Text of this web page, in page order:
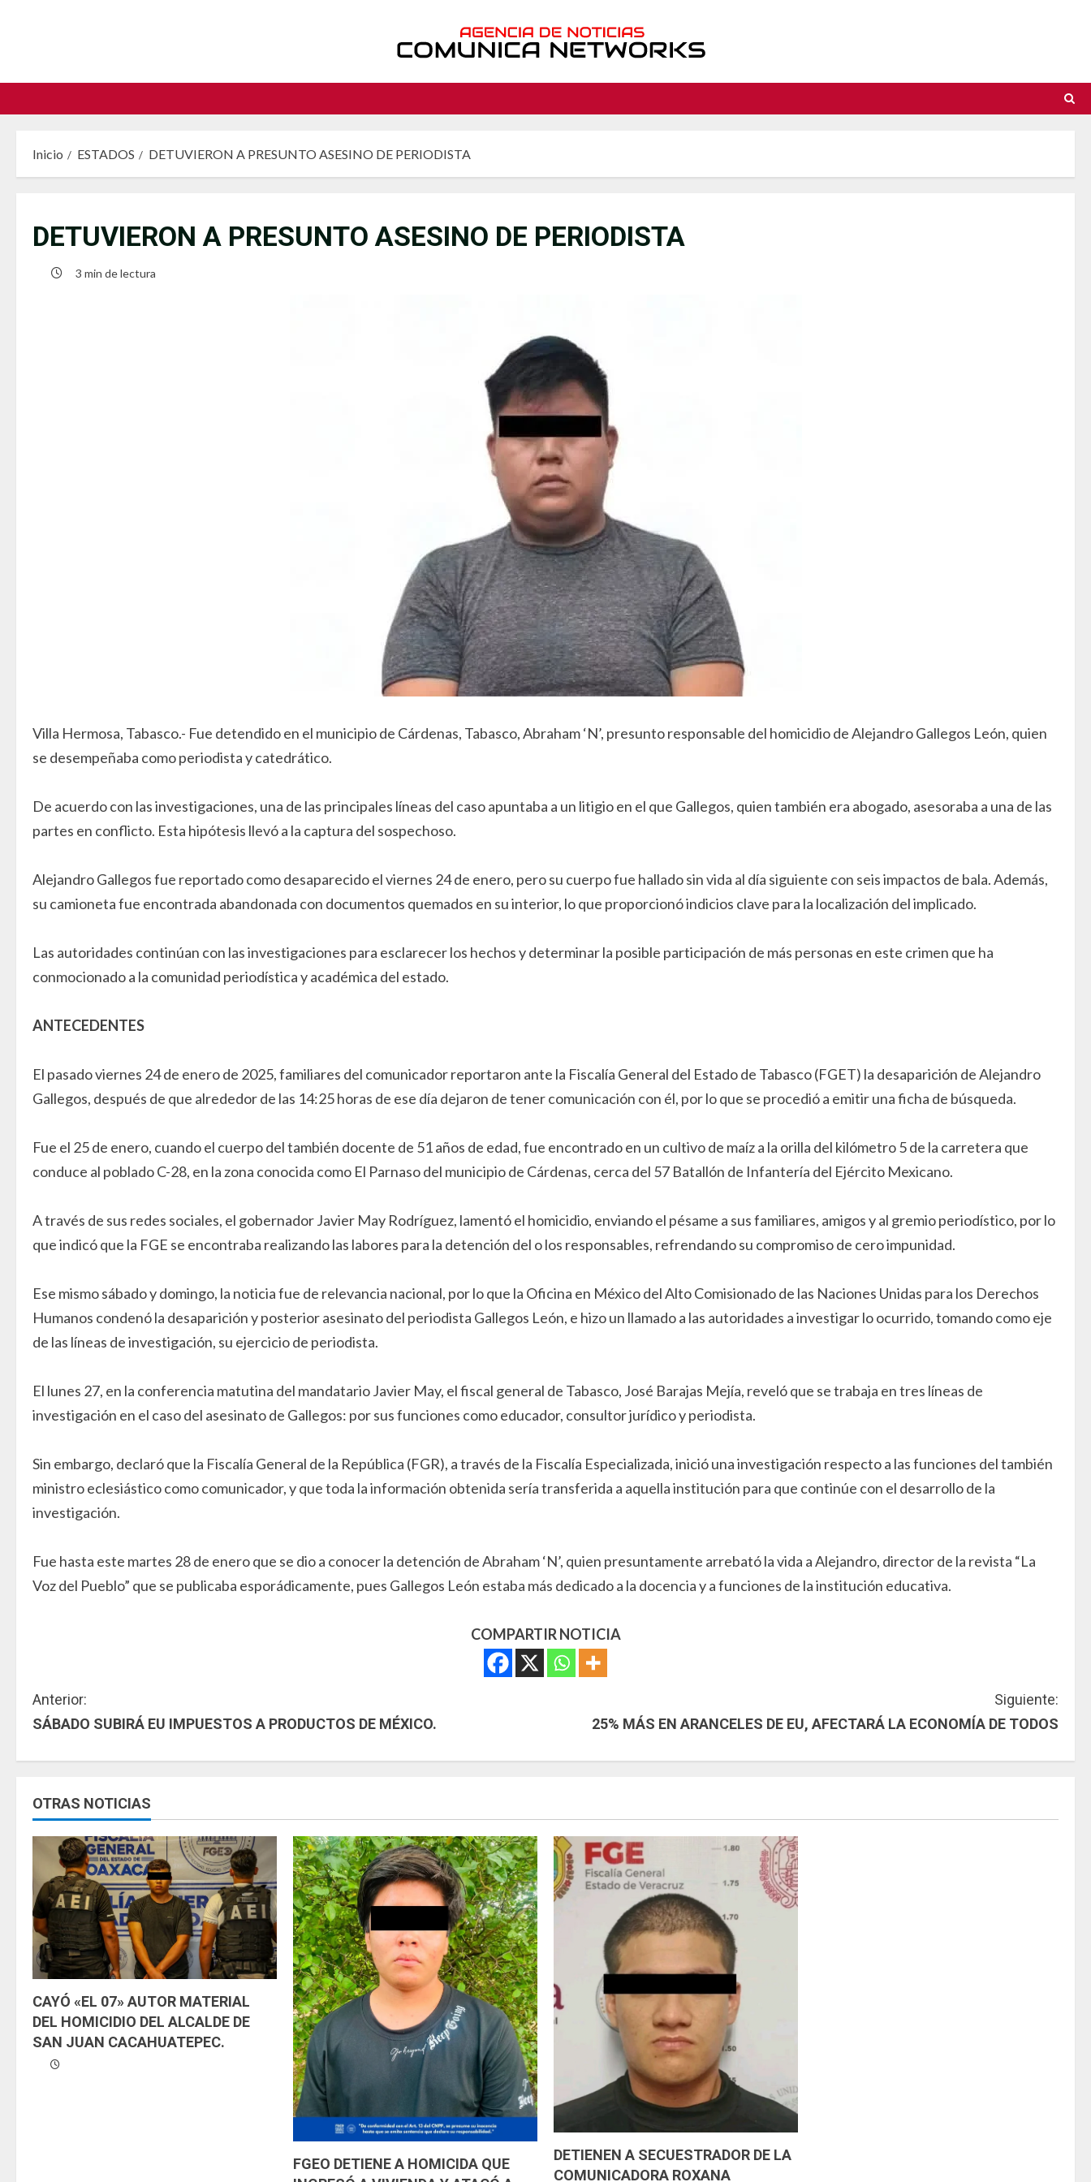
Inicio ESTADOS DETUVIERON A PRESUNTO ASESINO DE PERIODISTA
DETUVIERON A PRESUNTO ASESINO DE PERIODISTA
3 min de lectura
Villa Hermosa, Tabasco.- Fue detendido en el municipio de Cárdenas, Tabasco, Abraham ‘N’, presunto responsable del homicidio de Alejandro Gallegos León, quien
se desempeñaba como periodista y catedrático.
De acuerdo con las investigaciones, una de las principales líneas del caso apuntaba a un litigio en el que Gallegos, quien también era abogado, asesoraba a una de las
partes en conflicto. Esta hipótesis llevó a la captura del sospechoso.
Alejandro Gallegos fue reportado como desaparecido el viernes 24 de enero, pero su cuerpo fue hallado sin vida al día siguiente con seis impactos de bala. Además,
su camioneta fue encontrada abandonada con documentos quemados en su interior, lo que proporcionó indicios clave para la localización del implicado.
Las autoridades continúan con las investigaciones para esclarecer los hechos y determinar la posible participación de más personas en este crimen que ha
conmocionado a la comunidad periodística y académica del estado.
ANTECEDENTES
El pasado viernes 24 de enero de 2025, familiares del comunicador reportaron ante la Fiscalía General del Estado de Tabasco (FGET) la desaparición de Alejandro
Gallegos, después de que alrededor de las 14:25 horas de ese día dejaron de tener comunicación con él, por lo que se procedió a emitir una ficha de búsqueda.
Fue el 25 de enero, cuando el cuerpo del también docente de 51 años de edad, fue encontrado en un cultivo de maíz a la orilla del kilómetro 5 de la carretera que
conduce al poblado C-28, en la zona conocida como El Parnaso del municipio de Cárdenas, cerca del 57 Batallón de Infantería del Ejército Mexicano.
A través de sus redes sociales, el gobernador Javier May Rodríguez, lamentó el homicidio, enviando el pésame a sus familiares, amigos y al gremio periodístico, por lo
que indicó que la FGE se encontraba realizando las labores para la detención del o los responsables, refrendando su compromiso de cero impunidad.
Ese mismo sábado y domingo, la noticia fue de relevancia nacional, por lo que la Oficina en México del Alto Comisionado de las Naciones Unidas para los Derechos
Humanos condenó la desaparición y posterior asesinato del periodista Gallegos León, e hizo un llamado a las autoridades a investigar lo ocurrido, tomando como eje
de las líneas de investigación, su ejercicio de periodista.
El lunes 27, en la conferencia matutina del mandatario Javier May, el fiscal general de Tabasco, José Barajas Mejía, reveló que se trabaja en tres líneas de
investigación en el caso del asesinato de Gallegos: por sus funciones como educador, consultor jurídico y periodista.
Sin embargo, declaró que la Fiscalía General de la República (FGR), a través de la Fiscalía Especializada, inició una investigación respecto a las funciones del también
ministro eclesiástico como comunicador, y que toda la información obtenida sería transferida a aquella institución para que continúe con el desarrollo de la
investigación.
Fue hasta este martes 28 de enero que se dio a conocer la detención de Abraham ‘N’, quien presuntamente arrebató la vida a Alejandro, director de la revista “La
Voz del Pueblo” que se publicaba esporádicamente, pues Gallegos León estaba más dedicado a la docencia y a funciones de la institución educativa.
COMPARTIR NOTICIA
S
i
g
u
e
l
e
y
e
n
d
Anterior:
SÁBADO SUBIRÁ EU IMPUESTOS A PRODUCTOS DE MÉXICO.
Siguiente:
25% MÁS EN ARANCELES DE EU, AFECTARÁ LA ECONOMÍA DE TODOS
OTRAS NOTICIAS
CAYÓ «EL 07» AUTOR MATERIAL
DEL HOMICIDIO DEL ALCALDE DE
SAN JUAN CACAHUATEPEC.
FGEO DETIENE A HOMICIDA QUE
DETIENEN A SECUESTRADOR DE LA
COMUNICADORA ROXANA